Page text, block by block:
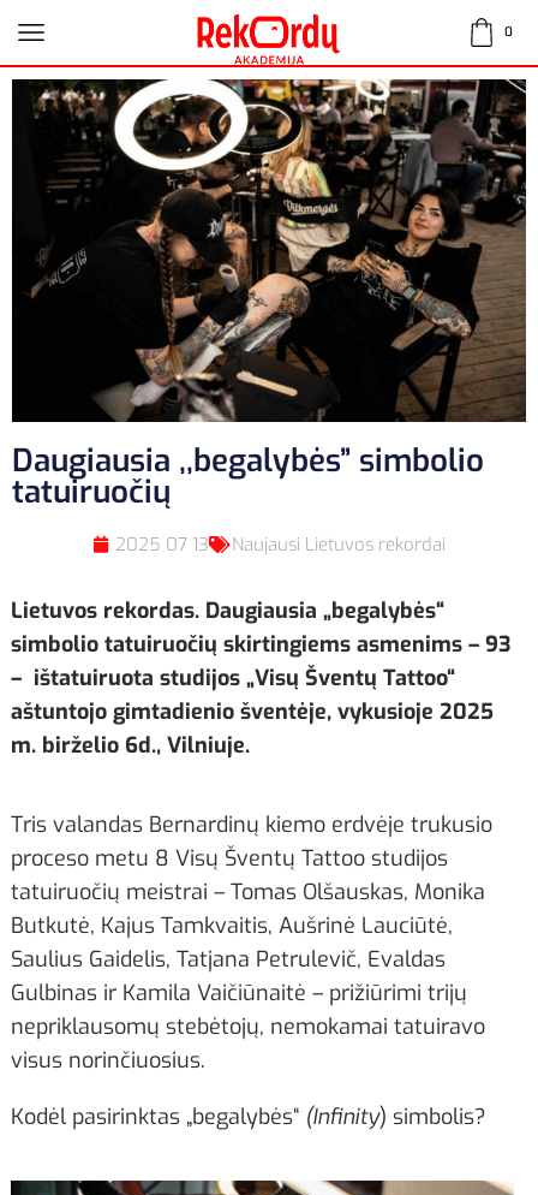
0
Daugiausia ,,begalybės” simbolio
tatuiruočių
2025 07 13 Naujausi Lietuvos rekordai
Lietuvos rekordas. Daugiausia „begalybės“
simbolio tatuiruočių skirtingiems asmenims – 93
– ištatuiruota studijos „Visų Šventų Tattoo“
aštuntojo gimtadienio šventėje, vykusioje 2025
m. birželio 6d., Vilniuje.
Tris valandas Bernardinų kiemo erdvėje trukusio
proceso metu 8 Visų Šventų Tattoo studijos
tatuiruočių meistrai – Tomas Olšauskas, Monika
Butkutė, Kajus Tamkvaitis, Aušrinė Lauciūtė,
Saulius Gaidelis, Tatjana Petrulevič, Evaldas
Gulbinas ir Kamila Vaičiūnaitė – prižiūrimi trijų
nepriklausomų stebėtojų, nemokamai tatuiravo
visus norinčiuosius.
Kodėl pasirinktas „begalybės“ (Infinity) simbolis?